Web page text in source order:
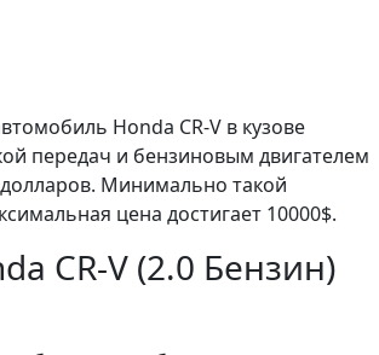
Honda CR-V в кузове
передач и бензиновым двигателем
Минимально такой
цена достигает 10000$.
CR-V (2.0 Бензин)